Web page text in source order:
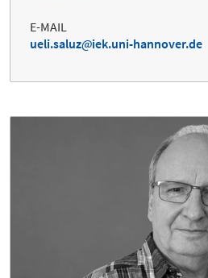
E-MAIL
ueli.saluz
iek.uni-hannover.de